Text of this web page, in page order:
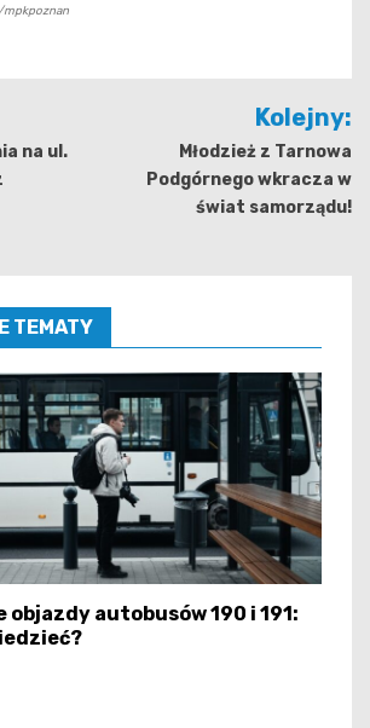
mpkpoznan
na ul.
Kolejny:
Młodzież z Tarnowa
Podgórnego wkracza w
świat samorządu!
TEMATY
objazdy autobusów 190 i 191: